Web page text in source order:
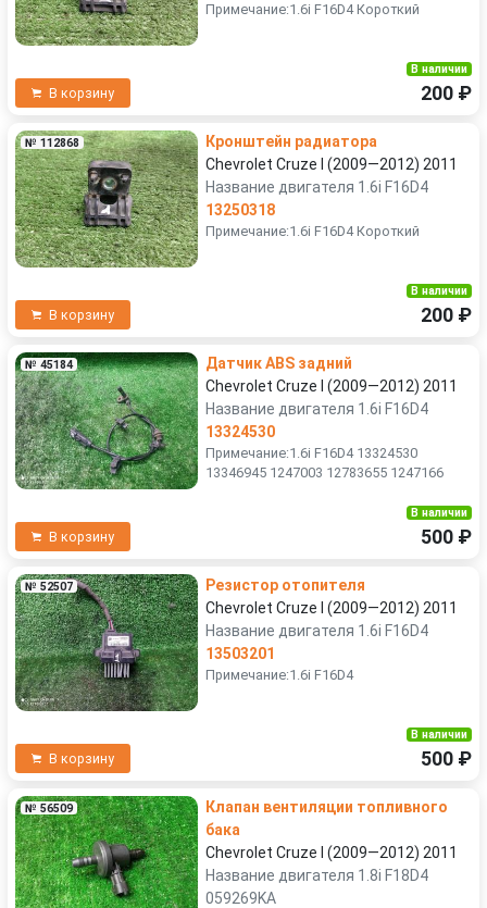
Примечание:1.6i F16D4 Короткий
В корзину
В наличии
200 ₽
№ 112868
Кронштейн радиатора
Chevrolet Cruze I (2009—2012) 2011
Название двигателя 1.6i F16D4
13250318
Примечание:1.6i F16D4 Короткий
В корзину
В наличии
200 ₽
№ 45184
Датчик ABS задний
Chevrolet Cruze I (2009—2012) 2011
Название двигателя 1.6i F16D4
13324530
Примечание:1.6i F16D4 13324530
13346945 1247003 12783655 1247166
В корзину
В наличии
500 ₽
№ 52507
Резистор отопителя
Chevrolet Cruze I (2009—2012) 2011
Название двигателя 1.6i F16D4
13503201
Примечание:1.6i F16D4
В корзину
В наличии
500 ₽
№ 56509
Клапан вентиляции топливного
бака
Chevrolet Cruze I (2009—2012) 2011
Название двигателя 1.8i F18D4
059269KA